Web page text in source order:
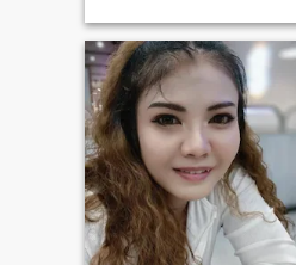
att ha många vänner så vi
kan bara vara vänner, jag
är redo för allt. Jag är lågt
dramatiskt vilket är hur jag
gillar det, och jag är en lojal
vän. Men det tar tid att bli en
riktig vän. Tack för att ni
besökte min profil, le och var
lycklig idag. - Livet är kort. -
Ja. Jag vill inte ha en perfekt
kille men jag önskar att jag
bara kunde hitta det riktiga
livet. Jag njuter av mitt liv och
är nöjd med mitt arbete, jag